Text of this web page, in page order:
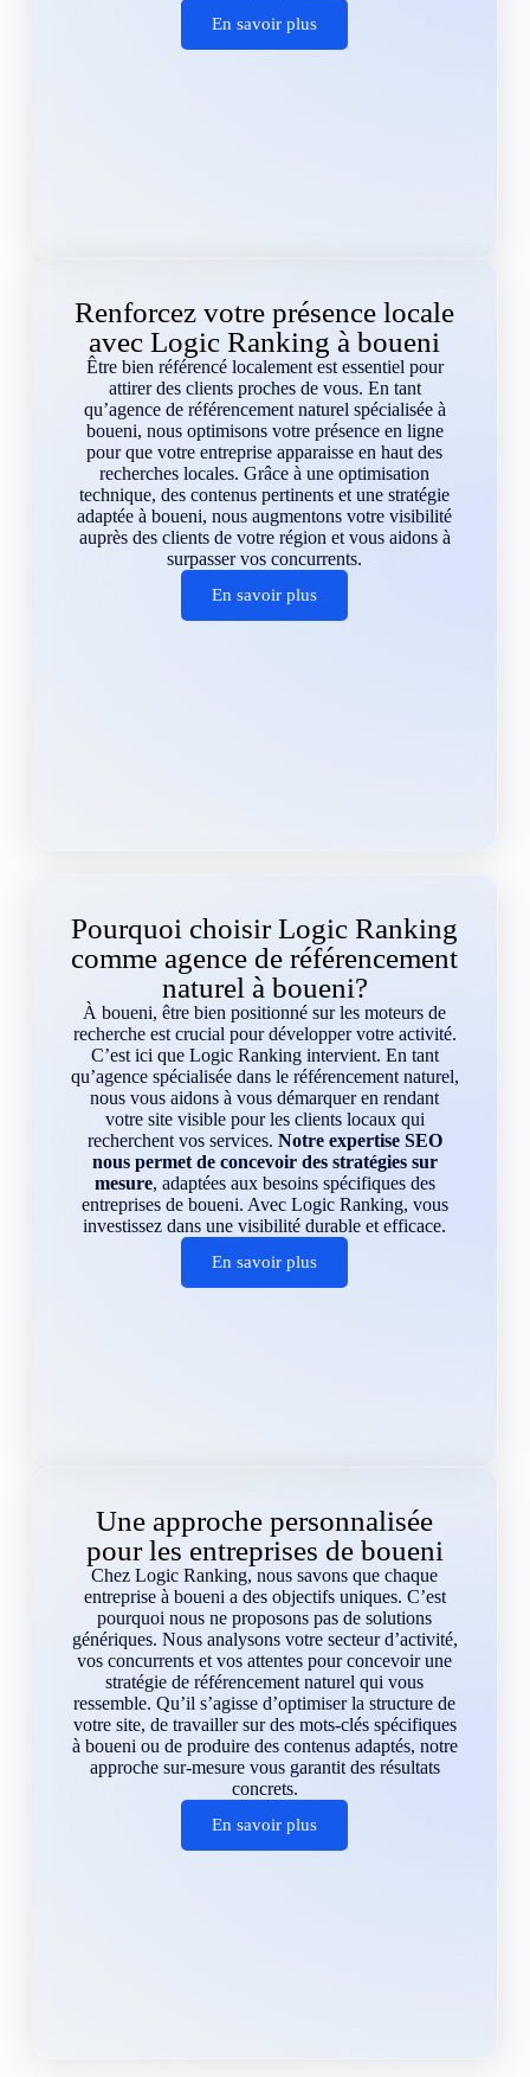
En savoir plus
Renforcez votre présence locale
avec Logic Ranking à boueni
Être bien référencé localement est essentiel pour
attirer des clients proches de vous. En tant
qu’agence de référencement naturel spécialisée à
boueni, nous optimisons votre présence en ligne
pour que votre entreprise apparaisse en haut des
recherches locales. Grâce à une optimisation
technique, des contenus pertinents et une stratégie
adaptée à boueni, nous augmentons votre visibilité
auprès des clients de votre région et vous aidons à
surpasser vos concurrents.
En savoir plus
Pourquoi choisir Logic Ranking
comme agence de référencement
naturel à boueni?
À boueni, être bien positionné sur les moteurs de
recherche est crucial pour développer votre activité.
C’est ici que Logic Ranking intervient. En tant
qu’agence spécialisée dans le référencement naturel,
nous vous aidons à vous démarquer en rendant
votre site visible pour les clients locaux qui
recherchent vos services. Notre expertise SEO
nous permet de concevoir des stratégies sur
mesure, adaptées aux besoins spécifiques des
entreprises de boueni. Avec Logic Ranking, vous
investissez dans une visibilité durable et efficace.
En savoir plus
Une approche personnalisée
pour les entreprises de boueni
Chez Logic Ranking, nous savons que chaque
entreprise à boueni a des objectifs uniques. C’est
pourquoi nous ne proposons pas de solutions
génériques. Nous analysons votre secteur d’activité,
vos concurrents et vos attentes pour concevoir une
stratégie de référencement naturel qui vous
ressemble. Qu’il s’agisse d’optimiser la structure de
votre site, de travailler sur des mots-clés spécifiques
à boueni ou de produire des contenus adaptés, notre
approche sur-mesure vous garantit des résultats
concrets.
En savoir plus